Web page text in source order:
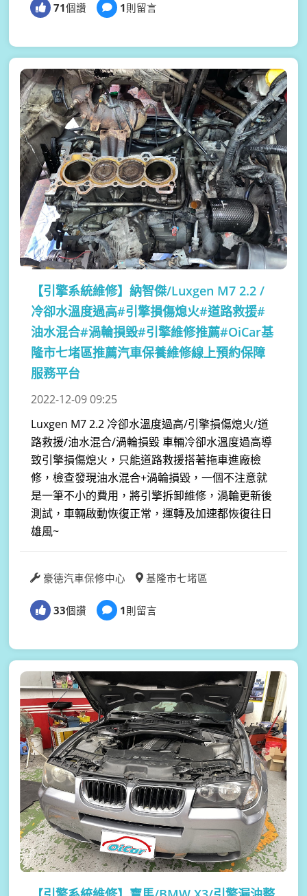
71個讚 1則留言
【引擎系統維修】納智傑/Luxgen M7 2.2 /
冷卻水溫度過高#引擎損傷熄火#道路救援#
油水混合#渦輪損毀#引擎維修推薦#OiCar基
隆市七堵區推薦汽車保養維修線上預約保障
服務平台
2022-12-09 09:25
Luxgen M7 2.2 冷卻水溫度過高/引擎損傷熄火/道
路救援/油水混合/渦輪損毀 車輛冷卻水溫度過高導
致引擎損傷熄火，只能道路救援搭著拖車進廠檢
修，檢查發現油水混合+渦輪損毀，一個不注意就
是一筆不小的費用，將引擎拆卸維修，渦輪更新後
測試，車輛啟動恢復正常，運轉及加速都恢復往日
雄風~
豪德汽車保修中心 基隆市七堵區
33個讚 1則留言